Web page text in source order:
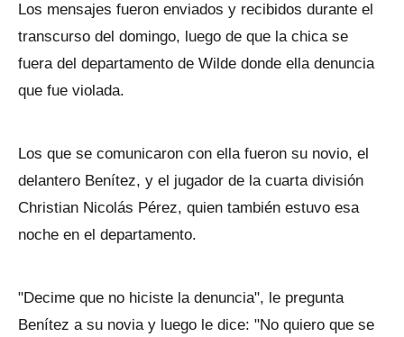
Los mensajes fueron enviados y recibidos durante el
transcurso del domingo, luego de que la chica se
fuera del departamento de Wilde donde ella denuncia
que fue violada.
Los que se comunicaron con ella fueron su novio, el
delantero Benítez, y el jugador de la cuarta división
Christian Nicolás Pérez, quien también estuvo esa
noche en el departamento.
"Decime que no hiciste la denuncia", le pregunta
Benítez a su novia y luego le dice: "No quiero que se